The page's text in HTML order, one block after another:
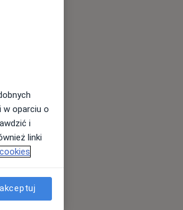
Pon,
w oparciu o
i
linki